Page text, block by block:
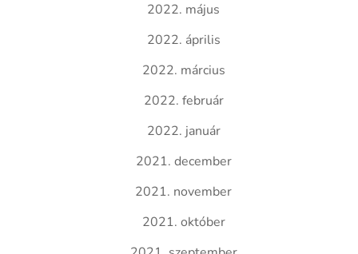
2022. május
2022. április
2022. március
2022. február
2022. január
2021. december
2021. november
2021. október